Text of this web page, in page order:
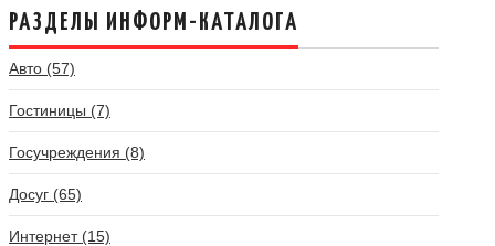
РАЗДЕЛЫ ИНФОРМ-КАТАЛОГА
Авто (57)
Гостиницы (7)
Госучреждения (8)
Досуг (65)
Интернет (15)